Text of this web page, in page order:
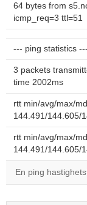
64 bytes from
icmp_req=3 ttl=51
--- ping statistics ---
3 packets
time 2002ms
rtt min/avg/max/
144.491/144.605/
rtt min/avg/max/
144.491/144.605/
En ping